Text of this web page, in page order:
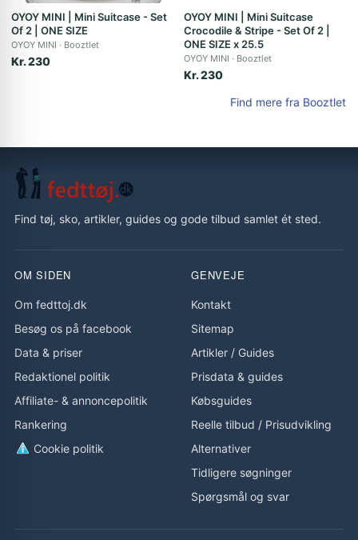
OYOY MINI | Mini Suitcase - Set
Of 2 | ONE SIZE
OYOY MINI Booztlet
Kr. 230
OYOY MINI | Mini Suitcase
Crocodile & Stripe - Set Of 2 |
ONE SIZE x 25.5
OYOY MINI Booztlet
Kr. 230
Find mere fra Booztlet
Find tøj, sko, artikler, guides og gode tilbud samlet ét sted.
OM SIDEN
Om fedttoj.dk
Besøg os på facebook
Data & priser
Redaktionel politik
Affiliate- & annoncepolitik
Rankering
Cookie politik
GENVEJE
Kontakt
Sitemap
Artikler / Guides
Prisdata & guides
Købsguides
Reelle tilbud / Prisudvikling
Alternativer
Tidligere søgninger
Spørgsmål og svar